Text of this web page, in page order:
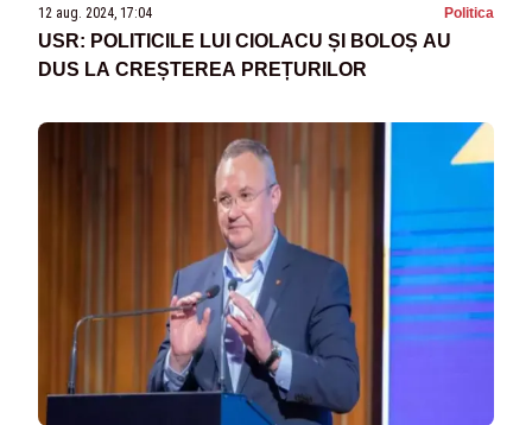
12 aug. 2024, 17:04 Politica
USR: POLITICILE LUI CIOLACU ȘI BOLOȘ AU
DUS LA CREȘTEREA PREȚURILOR